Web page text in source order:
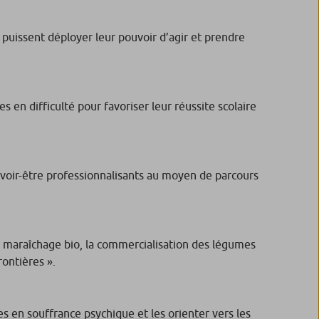
déployer leur pouvoir d’agir et prendre
en difficulté pour favoriser leur réussite scolaire
être professionnalisants au moyen de parcours
bio, la commercialisation des légumes
».
en souffrance psychique et les orienter vers les